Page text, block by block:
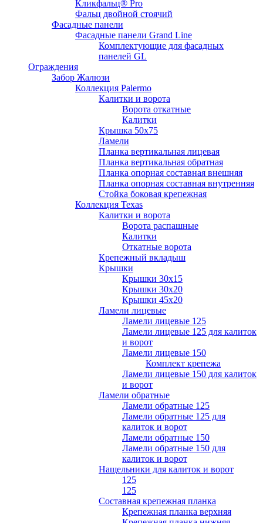
Кликфальц® Pro
Фальц двoйной стоячий
Фасадные панели
Фасадные панели Grand Line
Комплектующие для фасадных
панелей GL
Ограждения
Забор Жалюзи
Коллекция Palermo
Калитки и ворота
Ворота откатные
Калитки
Крышка 50х75
Ламели
Планка вертикальная лицевая
Планка вертикальная обратная
Планка опорная составная внешняя
Планка опорная составная внутренняя
Стойка боковая крепежная
Коллекция Texas
Калитки и ворота
Ворота распашные
Калитки
Откатные ворота
Крепежный вкладыш
Крышки
Крышки 30х15
Крышки 30х20
Крышки 45х20
Ламели лицевые
Ламели лицевые 125
Ламели лицевые 125 для калиток
и ворот
Ламели лицевые 150
Комплект крепежа
Ламели лицевые 150 для калиток
и ворот
Ламели обратные
Ламели обратные 125
Ламели обратные 125 для
калиток и ворот
Ламели обратные 150
Ламели обратные 150 для
калиток и ворот
Нащельники для калиток и ворот
125
125
Составная крепежная планка
Крепежная планка верхняя